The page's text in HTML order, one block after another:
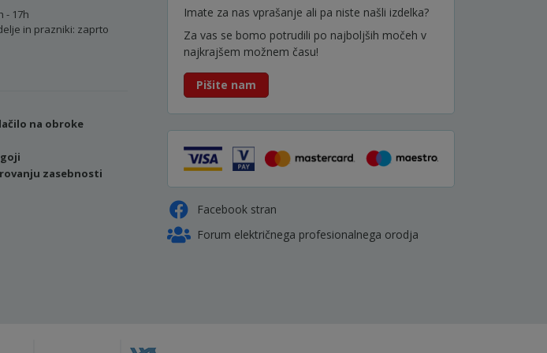
Imate za nas vprašanje ali pa niste našli izdelka?
Za vas se bomo potrudili po najboljših močeh v
najkrajšem možnem času!
Pišite nam
Facebook stran
Forum električnega profesionalnega orodja
- 17h
in prazniki: zaprto
na obroke
zasebnosti